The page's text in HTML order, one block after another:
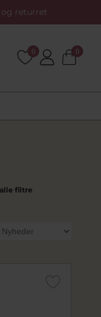
og returret
0 0
filtre